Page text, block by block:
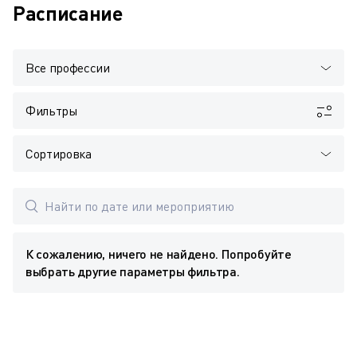
Расписание
Все профессии
Фильтры
Сортировка
К сожалению, ничего не найдено. Попробуйте
выбрать другие параметры фильтра.